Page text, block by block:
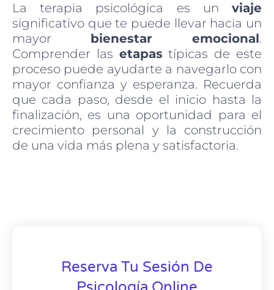
La terapia psicológica es un viaje
significativo que te puede llevar hacia un
mayor bienestar emocional.
Comprender las etapas típicas de este
proceso puede ayudarte a navegarlo con
mayor confianza y esperanza. Recuerda
que cada paso, desde el inicio hasta la
finalización, es una oportunidad para el
crecimiento personal y la construcción
de una vida más plena y satisfactoria.
Reserva Tu Sesión De